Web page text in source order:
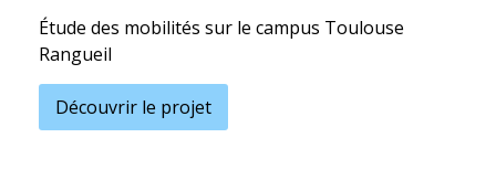
Étude des mobilités sur le campus Toulouse
Rangueil
Découvrir le projet